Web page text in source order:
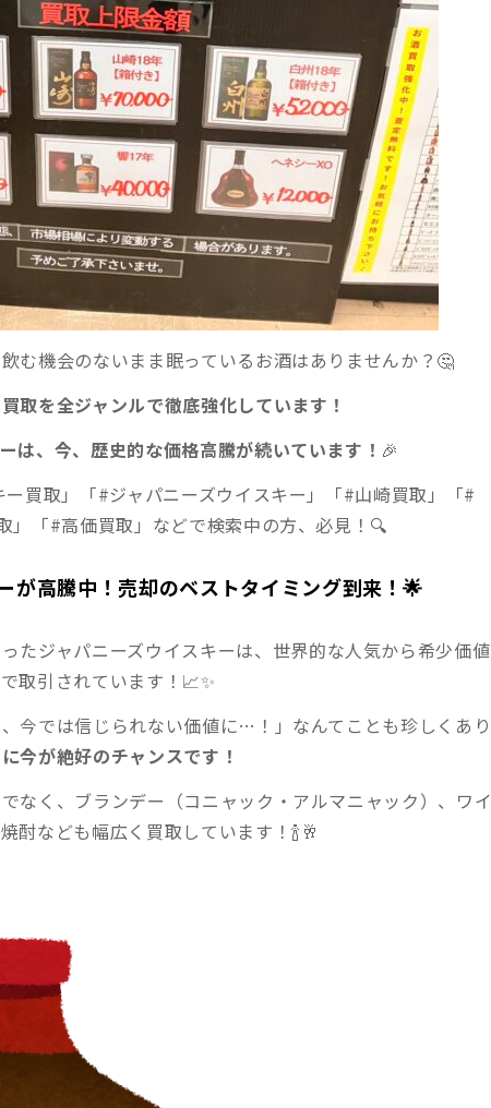
む機会のないまま眠っているお酒はありませんか？🤔
取を全ジャンルで徹底強化しています！
は、今、歴史的な価格高騰が続いています！ 🎉
ー買取」「#ジャパニーズウイスキー」「#山崎買取」「#
」「#高価買取」などで検索中の方、必見！🔍
が高騰中！売却のベストタイミング到来！🌟
ったジャパニーズウイスキーは、世界的な人気から希少価値
取引されています！📈✨
、今では信じられない価値に…！」なんてことも珍しくあり
今が絶好のチャンスです！
なく、ブランデー（コニャック・アルマニャック）、ワイ
酎なども幅広く買取しています！🍾🥂